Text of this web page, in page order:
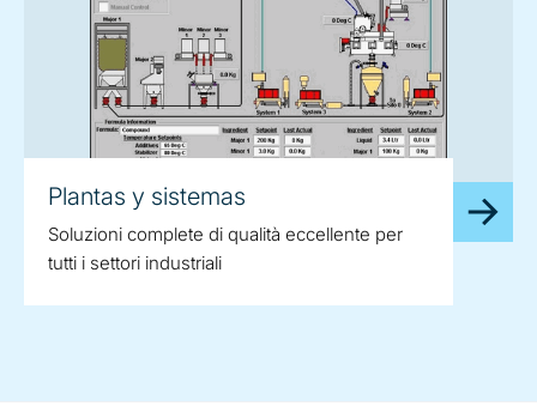
Plantas y sistemas
Soluzioni complete di qualità eccellente per
tutti i settori industriali